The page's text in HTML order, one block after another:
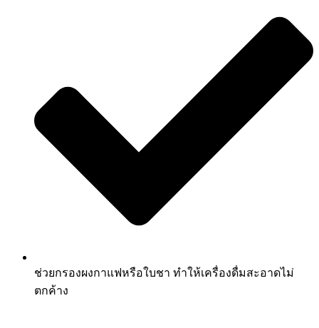
ช่วยกรองผงกาแฟหรือใบชา ทำให้เครื่องดื่มสะอาดไม่
ตกค้าง